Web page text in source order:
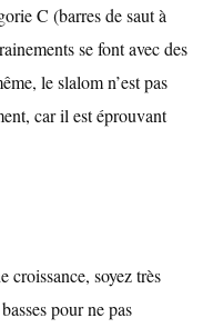
C (barres de saut à
se font avec des
le slalom n’est pas
car il est éprouvant
croissance, soyez très
pour ne pas